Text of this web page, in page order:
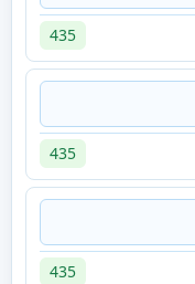
435
435
435